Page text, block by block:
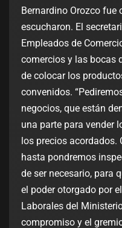
Bernardino Orozco fue
escucharon. El
Empleados de
comercios y las bocas
de colocar los
convenidos.
negocios, que están
una parte para vender
los precios
hasta pondremos
de ser necesario, para
el poder otorgado por
Laborales del
compromiso y el